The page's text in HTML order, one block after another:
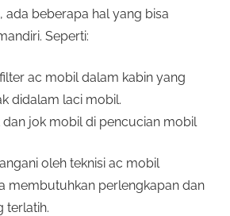
ada beberapa hal yang bisa
Seperti:
ac mobil dalam kabin yang
didalam laci mobil.
jok mobil di pencucian mobil
oleh teknisi ac mobil
membutuhkan perlengkapan dan
terlatih.